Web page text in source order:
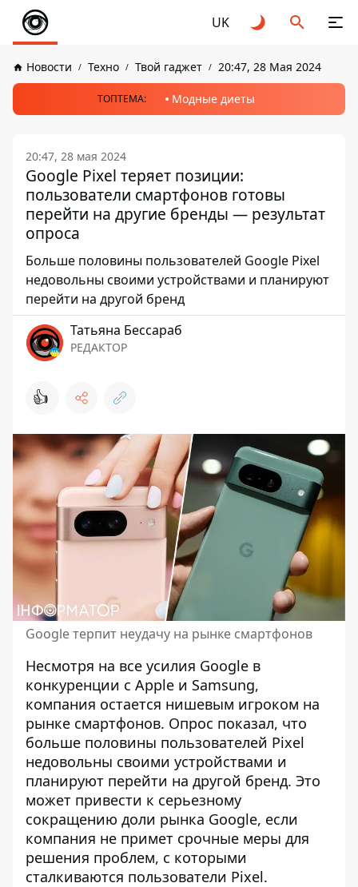
UK
Новости Техно Твой гаджет 20:47, 28 Мая 2024
ТОПТЕМА: Модные диеты
20:47, 28 мая 2024
Google Pixel теряет позиции:
пользователи смартфонов готовы
перейти на другие бренды — результат
опроса
Больше половины пользователей Google Pixel
недовольны своими устройствами и планируют
перейти на другой бренд
Татьяна Бессараб
РЕДАКТОР
👍
Google терпит неудачу на рынке смартфонов
Несмотря на все усилия Google в
конкуренции с Apple и Samsung,
компания остается нишевым игроком на
рынке смартфонов. Опрос показал, что
больше половины пользователей Pixel
недовольны своими устройствами и
планируют перейти на другой бренд. Это
может привести к серьезному
сокращению доли рынка Google, если
компания не примет срочные меры для
решения проблем, с которыми
сталкиваются пользователи Pixel.